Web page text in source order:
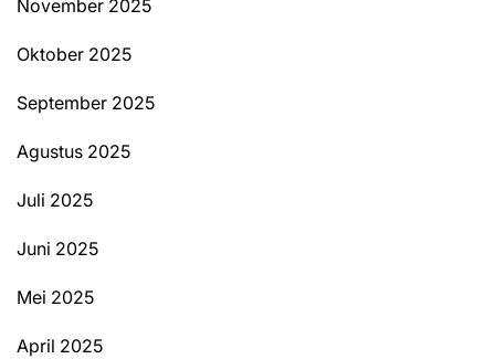
November 2025
Oktober 2025
September 2025
Agustus 2025
Juli 2025
Juni 2025
Mei 2025
April 2025